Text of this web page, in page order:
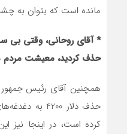
مانده است که بتوان به
حذف کردید، معیشت مردم
همچنین آقای رئیس
حذف دلار
کرده است، در اینجا نیز